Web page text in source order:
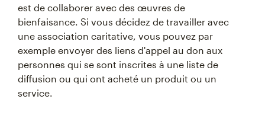
est de collaborer avec des œuvres de
bienfaisance. Si vous décidez de travailler avec
une association caritative, vous pouvez par
exemple envoyer des liens d'appel au don aux
personnes qui se sont inscrites à une liste de
diffusion ou qui ont acheté un produit ou un
service.